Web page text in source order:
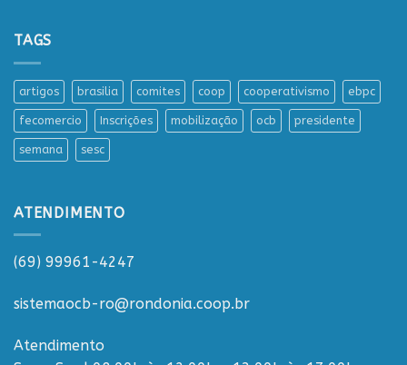
TAGS
artigos brasilia comites coop cooperativismo ebpc
fecomercio Inscrições mobilização ocb presidente
semana sesc
ATENDIMENTO
(69) 99961-4247
sistemaocb-ro@rondonia.coop.br
Atendimento